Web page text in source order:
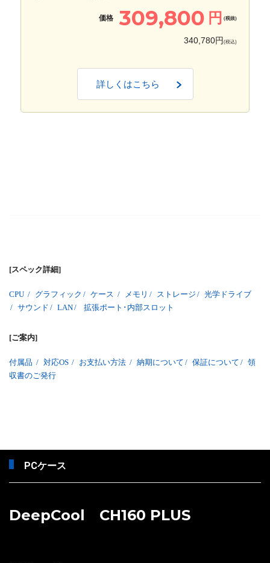
価格 309,800 円 (税抜)
340,780円 (税込)
詳しくはこちら
[スペック詳細]
CPU / グラフィック / ケース / メモリ / ストレージ / 光学ドライブ
/ サウンド / LAN/ 拡張ポート･内部スロット
[ご案内]
付属品 / 対応OS / お支払い方法 / 納期について / 保証について / 領
収書のご発行
PCケース
DeepCool CH160 PLUS